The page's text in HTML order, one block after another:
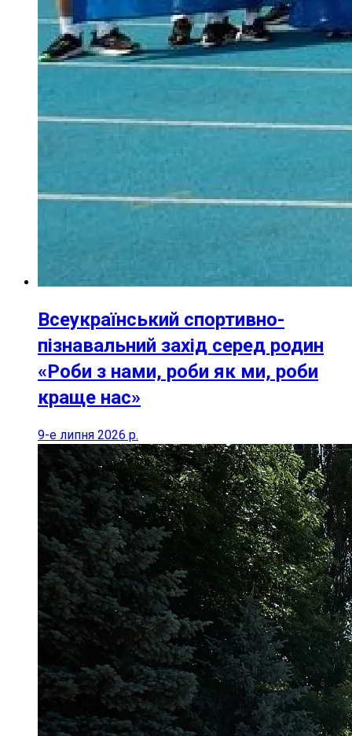
Всеукраїнський спортивно-
пізнавальний захід серед родин
«Роби з нами, роби як ми, роби
краще нас»
9-е липня 2026 р.